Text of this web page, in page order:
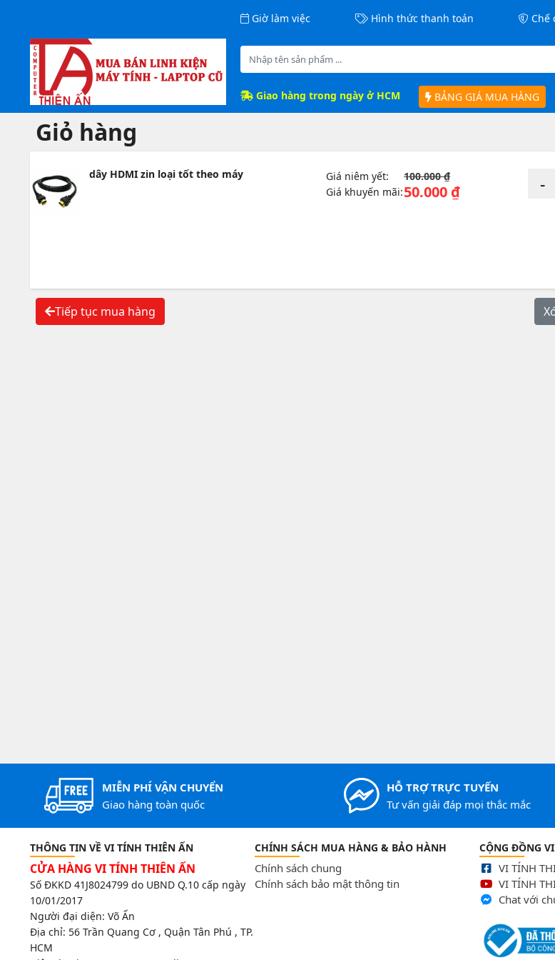
Giờ làm việc Hình thức thanh toán Chế
Giao hàng trong ngày ở HCM BẢNG GIÁ MUA HÀNG
Giỏ hàng
dây HDMI zin loại tốt theo máy Giá niêm yết:
100.000 ₫
Giá khuyến mãi:50.000 ₫ -
Tiếp tục mua hàng
MIỄN PHÍ VẬN CHUYỂN
Giao hàng toàn quốc
HỖ TRỢ TRỰC TUYẾN
Tư vấn giải đáp mọi thắc mắc
THÔNG TIN VỀ VI TÍNH THIÊN ẤN
CỬA HÀNG VI TÍNH THIÊN ẤN
Số ĐKKD 41J8024799 do UBND Q.10 cấp ngày
10/01/2017
Người đại diện: Võ Ấn
Địa chỉ: 56 Trần Quang Cơ , Quận Tân Phú , TP.
HCM
CHÍNH SÁCH MUA HÀNG & BẢO HÀNH
Chính sách chung
Chính sách bảo mật thông tin
CỘNG ĐỒNG
VI TÍNH
VI TÍNH
Chat với